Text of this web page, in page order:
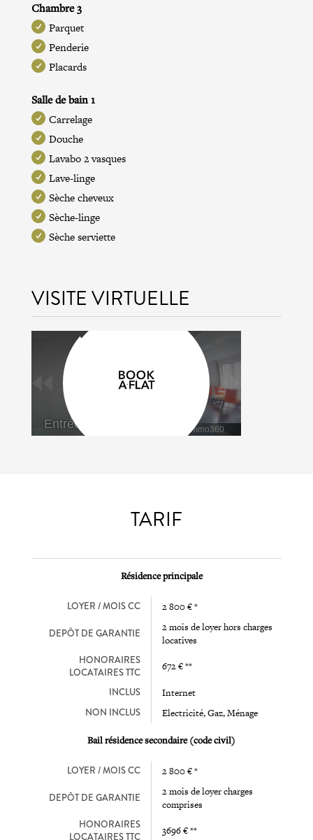
Chambre 3
Parquet
Penderie
Placards
Salle de bain 1
Carrelage
Douche
Lavabo 2 vasques
Lave-linge
Sèche cheveux
Sèche-linge
Sèche serviette
VISITE VIRTUELLE
TARIF
Résidence principale
LOYER / MOIS CC 2 800 € *
DEPÔT DE GARANTIE
2 mois de loyer hors charges
locatives
HONORAIRES
LOCATAIRES TTC
672 € **
INCLUS Internet
NON INCLUS Electricité, Gaz, Ménage
Bail résidence secondaire (code civil)
LOYER / MOIS CC 2 800 € *
DEPÔT DE GARANTIE
2 mois de loyer charges
comprises
HONORAIRES
LOCATAIRES TTC
3696 € **